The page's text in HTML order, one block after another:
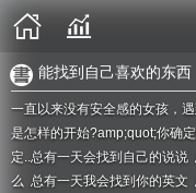
能找到自己喜欢的东西
一直以来没有安全感的女孩，
是怎样的开始?amp;quot;你确
定..总有一天会找到自己的说说
么 总有一天我会找到你的英文